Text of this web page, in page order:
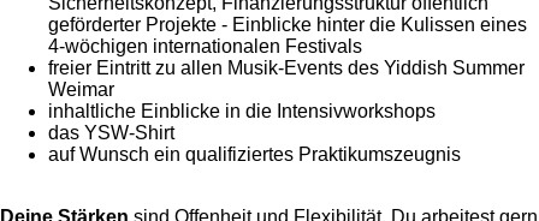
geförderter Projekte - Einblicke hinter die Kulissen eines
4-wöchigen internationalen Festivals
freier Eintritt zu allen Musik-Events des Yiddish Summer
Weimar
inhaltliche Einblicke in die Intensivworkshops
das YSW-Shirt
auf Wunsch ein qualifiziertes Praktikumszeugnis
Deine Stärken sind Offenheit und Flexibilität, Du arbeitest gern